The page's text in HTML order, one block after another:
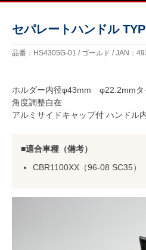
セパレートハンドル
品番：HS4305G-01 / ゴールド / JAN：
ホルダー内径φ43mm φ22.2mm
角度調整自在
アルミサイドキャップ付 ハンドル
適合車種（備考）
CBR1100XX（96-08 SC35）